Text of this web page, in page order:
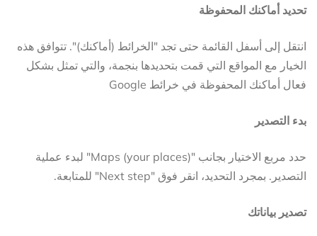
تحديد أماكنك المحفوظة
انتقل إلى أسفل القائمة حتى تجد "الخرائط (أماكنك)". تتوافق هذه
الخيار مع المواقع التي قمت بتحديدها بنجمة، والتي تمثل بشكل
فعال أماكنك المحفوظة في خرائط Google
بدء التصدير
حدد مربع الاختيار بجانب "Maps (your places)" لبدء عملية
التصدير. بمجرد التحديد، انقر فوق "Next step" للمتابعة.
تصدير بياناتك